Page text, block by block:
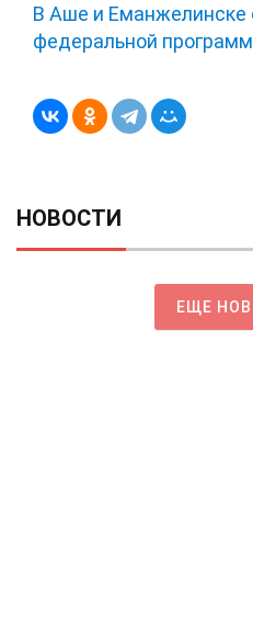
В Аше и Еманжелинске
федеральной
НОВОСТИ
ЕЩЕ